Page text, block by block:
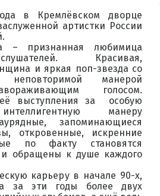
в Кремлёвском дворце
артистки России
– признанная любимица
Красивая,
и яркая поп-звезда со
манерой
голосом.
выступления за особую
манеру
запоминающиеся
откровенные, искренние
по факту становятся
и обращены к душе каждого
карьеру в начале 90-х,
за эти годы более двух